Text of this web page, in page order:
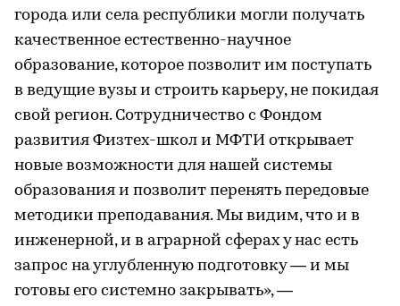
города или села республики могли получать
качественное естественно-научное
образование, которое позволит им поступать
в ведущие вузы и строить карьеру, не покидая
свой регион. Сотрудничество с Фондом
развития Физтех-школ и МФТИ открывает
новые возможности для нашей системы
образования и позволит перенять передовые
методики преподавания. Мы видим, что и в
инженерной, и в аграрной сферах у нас есть
запрос на углубленную подготовку — и мы
готовы его системно закрывать», —